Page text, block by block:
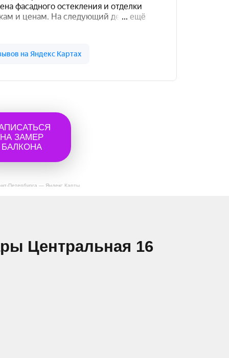
— Яндекс Карты
НА ЗАМЕР
БАЛКОНА
Центральная 16